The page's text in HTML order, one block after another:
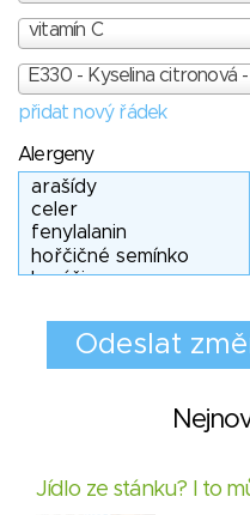
vitamín C
E330 - Kyselina citronová
přidat nový řádek
Alergeny
Jídlo ze stánku? I to